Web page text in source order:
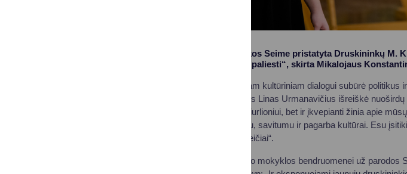
Lietuvos Respublikos Seime pristatyta Druskininkų
paroda „Čiurlionio paliesti“, skirta Mikalojaus
Renginys prasmingam kultūriniam dialogui subūrė
kalbėjęs Seimo narys Linas Urmanavičius išreiškė
pagarbos ženklas Čiurlioniui, bet ir įkvepianti žinia apie
spinduliuoja jautrumu, savitumu ir pagarba kultūrai. Esu
kultūros pamatus ateičiai“.
M. K. Čiurlionio meno mokyklos bendruomenei už